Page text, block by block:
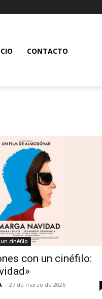
CONTACTO
cinéfilo
con un cinéfilo:
- 27 de marzo de 2026